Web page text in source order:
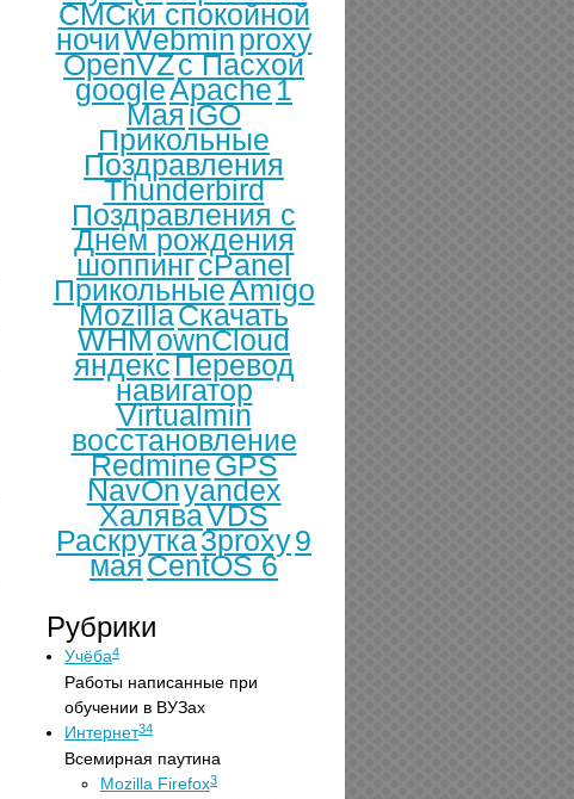
СМСки спокойной
ночиWebminproxy
OpenVZс Пасхой
googleApache1
МаяiGO
Прикольные
Поздравления
Thunderbird
Поздравления с
Днем рождения
шоппингcPanel
ПрикольныеAmigo
MozillaСкачать
WHMownCloud
яндексПеревод
навигатор
Virtualmin
восстановление
RedmineGPS
NavOnyandex
ХаляваVDS
Раскрутка3proxy9
маяCentOS 6
Рубрики
Учёба4
Работы написанные при
обучении в ВУЗах
Интернет34
Всемирная паутина
Mozilla Firefox3